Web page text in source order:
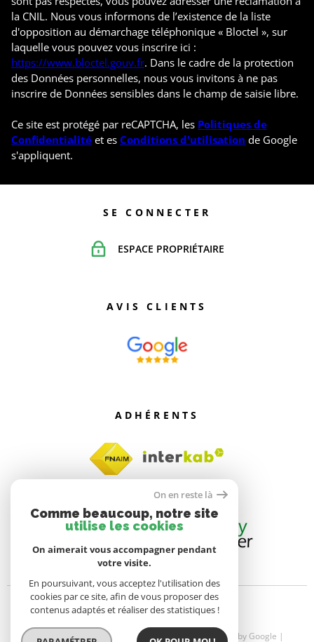
la CNIL. Nous vous informons de l’existence de la liste
d'opposition au démarchage téléphonique « Bloctel », sur
laquelle vous pouvez vous inscrire ici :
https://www.bloctel.gouv.fr. Dans le cadre de la protection
des Données personnelles, nous vous invitons à ne pas
inscrire de Données sensibles dans le champ de saisie libre.
Ce site est protégé par reCAPTCHA, les Politiques de
Confidentialité et es Conditions d'utilisation de Google
s'appliquent.
SE CONNECTER
ESPACE PROPRIÉTAIRE
AVIS CLIENTS
ADHÉRENTS
© 2026 | Tous droits réservés | Traduction powered by Google |
On en reste là
Comme beaucoup, notre site
utilise les cookies
On aimerait vous accompagner pendant
votre visite.
En poursuivant, vous acceptez l'utilisation des
cookies par ce site, afin de vous proposer des
contenus adaptés et réaliser des statistiques !